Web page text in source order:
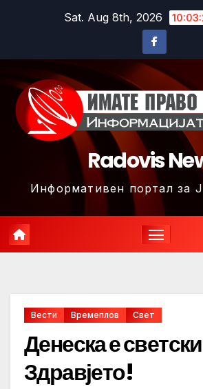
Sat. Aug 8th, 2026
Radovis
Информативен портал за
Вести Времеплов Свет
Денеска е
Здравјето!